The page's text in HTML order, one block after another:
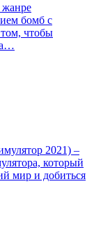
жанре
бомб с
том, чтобы
2021) –
который
мир и добиться